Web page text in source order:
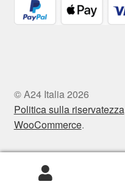
© A24 Italia 2026
Politica sulla riservatezza
WooCommerce.